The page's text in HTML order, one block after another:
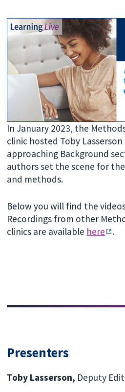
In January 2023, the
clinic hosted Toby
approaching Background
authors set the scene for
and methods.
Below you will find the
Recordings from other
clinics are available here .
Presenters
Toby Lasserson, Deputy